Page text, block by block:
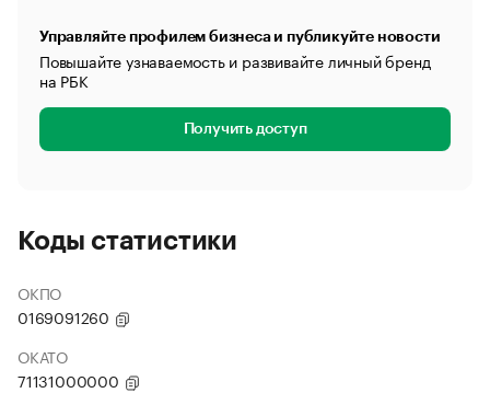
Управляйте профилем бизнеса и публикуйте новости
Повышайте узнаваемость и развивайте личный бренд
на РБК
Получить доступ
Коды статистики
ОКПО
0169091260
ОКАТО
71131000000